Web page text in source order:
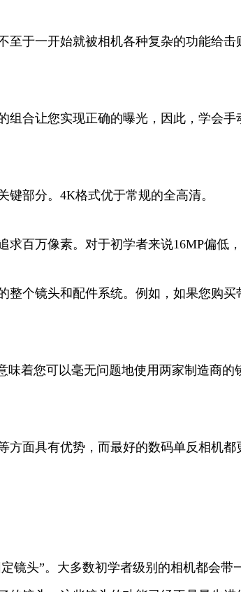
于一开始就被相机各种复杂的功能给
合让您实现正确的曝光，因此，学会
部分。4K格式优于常规的全高清。
百万像素。对于初学者来说16MP偏低，
个镜头和配件系统。例如，如果您购买
着您可以毫无问题地使用两家制造商的
面具有优势，而最好的数码单反相机
镜头”。大多数初学者级别的相机都会带